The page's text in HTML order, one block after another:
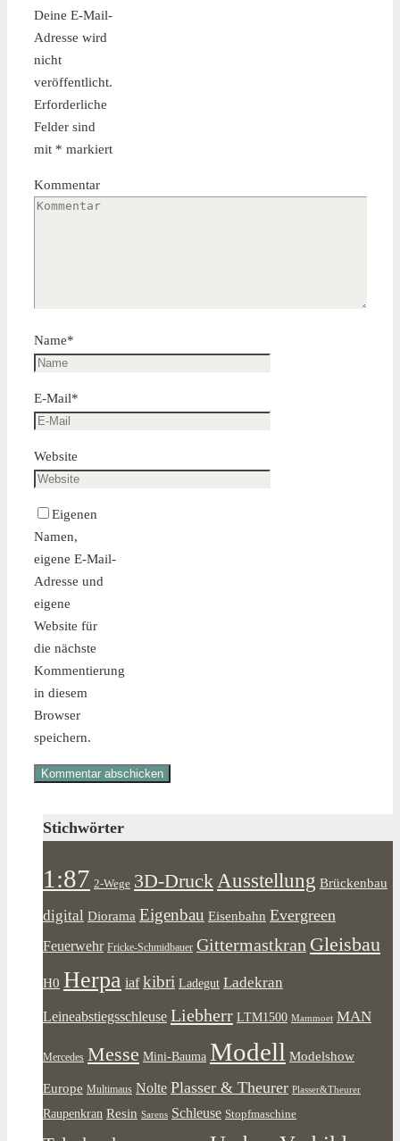
Deine E-Mail-
Adresse wird
nicht
veröffentlicht.
Erforderliche
Felder sind
mit * markiert
Kommentar
Name*
E-Mail*
Website
Eigenen
Namen,
eigene E-Mail-
Adresse und
eigene
Website für
die nächste
Kommentierung
in diesem
Browser
speichern.
Stichwörter
1:87 2-Wege 3D-Druck Ausstellung Brückenbau
digital Diorama Eigenbau Eisenbahn Evergreen
Feuerwehr Fricke-Schmidbauer Gittermastkran Gleisbau
H0 Herpa iaf kibri Ladegut Ladekran
Leineabstiegsschleuse Liebherr LTM1500 Mammoet MAN
Mercedes Messe Mini-Bauma Modell Modelshow
Europe Multimaus Nolte Plasser & Theurer Plasser&Theurer
Raupenkran Resin Sarens Schleuse Stopfmaschine